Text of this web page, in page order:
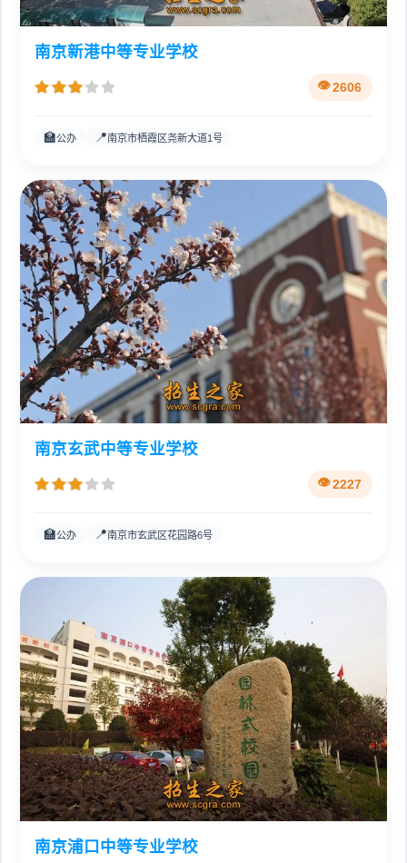
南京新港中等专业学校
2606
🏫公办 📍南京市栖霞区尧新大道1号
南京玄武中等专业学校
2227
🏫公办 📍南京市玄武区花园路6号
南京浦口中等专业学校